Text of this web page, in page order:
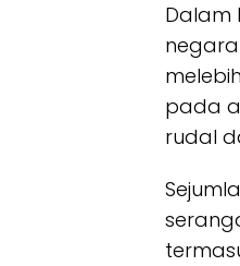
Dalam
pada
rudal